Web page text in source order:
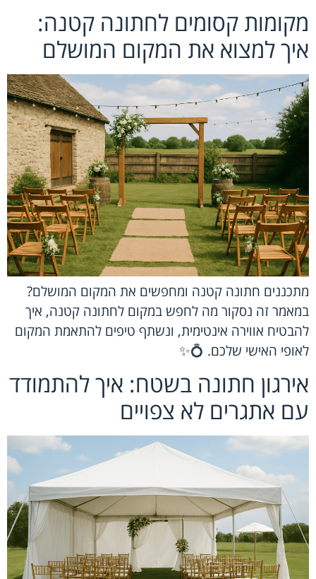
מקומות קסומים לחתונה קטנה:
איך למצוא את המקום המושלם
מתכננים חתונה קטנה ומחפשים את המקום המושלם?
במאמר זה נסקור מה לחפש במקום לחתונה קטנה, איך
להבטיח אווירה אינטימית, ונשתף טיפים להתאמת המקום
לאופי האישי שלכם. 💍✨
אירגון חתונה בשטח: איך להתמודד
עם אתגרים לא צפויים